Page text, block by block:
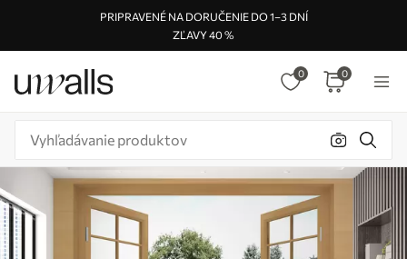
PRIPRAVENÉ NA DORUČENIE DO 1–3 DNÍ
ZĽAVY 40 %
0 0